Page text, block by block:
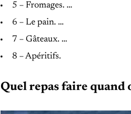
5 – Fromages. …
6 – Le pain. …
7 – Gâteaux. …
8 – Apéritifs.
Quel repas faire quand